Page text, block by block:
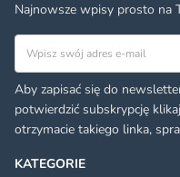
KATEGORIE
Najnowsze wpisy prosto na
Aby zapisać się do
potwierdzić subskrypcję
otrzymacie takiego linka,